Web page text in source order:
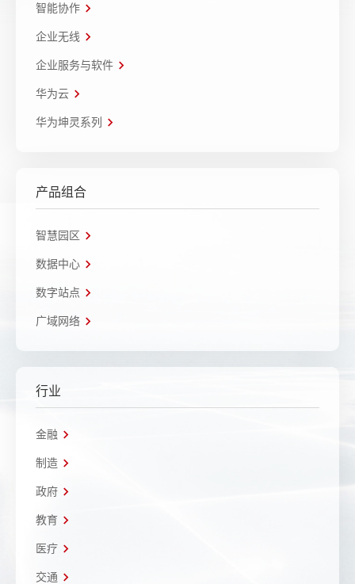
智能协作
企业无线
企业服务与软件
华为云
华为坤灵系列
产品组合
智慧园区
数据中心
数字站点
广域网络
行业
金融
制造
政府
教育
医疗
交通